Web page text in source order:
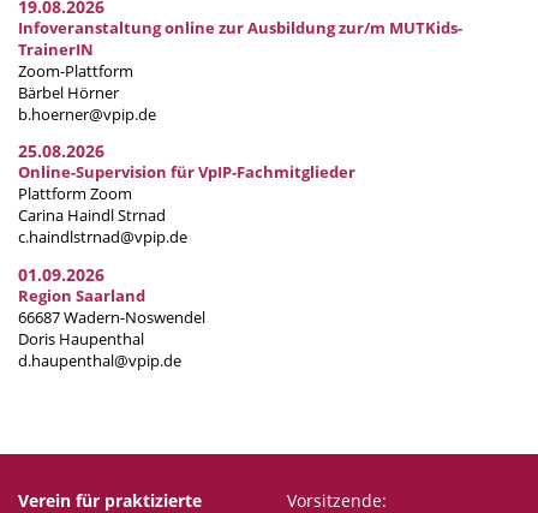
19.08.2026
Infoveranstaltung online zur Ausbildung zur/m MUTKids-
TrainerIN
Zoom-Plattform
Bärbel Hörner
b.hoerner@vpip.de
25.08.2026
Online-Supervision für VpIP-Fachmitglieder
Plattform Zoom
Carina Haindl Strnad
c.haindlstrnad@vpip.de
01.09.2026
Region Saarland
66687 Wadern-Noswendel
Doris Haupenthal
d.haupenthal@vpip.de
Verein für praktizierte Vorsitzende: